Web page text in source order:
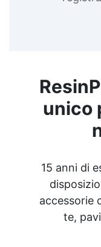
unico
15 anni di
accessorie
te,